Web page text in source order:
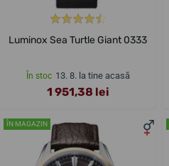
Luminox Sea Turtle Giant 0333
În stoc 13. 8. la tine acasă
1 951,38 lei
ÎN MAGAZIN